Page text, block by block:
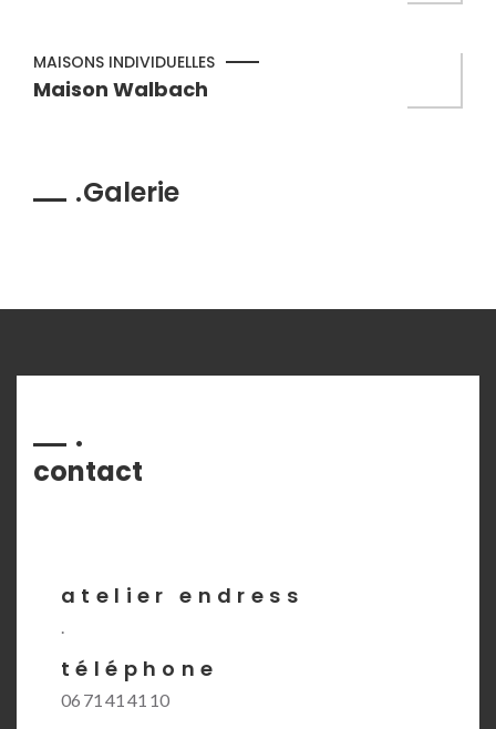
MAISONS INDIVIDUELLES
Maison Walbach
Galerie
contact
atelier endress
.
téléphone
06 71 41 41 10